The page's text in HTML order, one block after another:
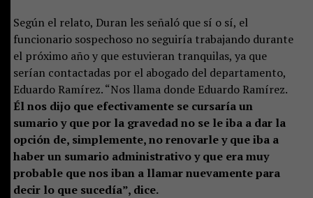
Según el relato, Duran les señaló que sí o sí, el
funcionario sospechoso no seguiría trabajando durante
el próximo año y que estuvieran tranquilas, ya que
serían contactadas por el abogado del departamento,
Eduardo Ramírez. “Nos llama donde Eduardo Ramírez.
Él nos dijo que efectivamente se cursaría un
sumario y que por la gravedad no se le iba a dar la
opción de, simplemente, no renovarle y que iba a
haber un sumario administrativo y que era muy
probable que nos iban a llamar nuevamente para
decir lo que sucedía”, dice.